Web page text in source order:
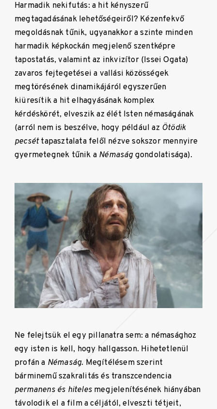
Harmadik nekifutás: a hit kényszerű
megtagadásának lehetőségeiről? Kézenfekvő
megoldásnak tűnik, ugyanakkor a szinte minden
harmadik képkockán megjelenő szentképre
tapostatás, valamint az inkvizítor (Issei Ogata)
zavaros fejtegetései a vallási közösségek
megtörésének dinamikájáról egyszerűen
kiüresítik a hit elhagyásának komplex
kérdéskörét, elveszik az élét Isten némaságának
(arról nem is beszélve, hogy például az Ötödik
pecséttapasztalata felől nézve sokszor mennyire
gyermetegnek tűnik a Némasággondolatisága).
Ne felejtsük el egy pillanatra sem: a némasághoz
egy isten is kell, hogy hallgasson. Hihetetlenül
profán a Némaság. Megítélésem szerint
bárminemű szakralitás és transzcendencia
permanens és hiteles megjelenítésének hiányában
távolodik el a film a céljától, elveszti tétjeit,